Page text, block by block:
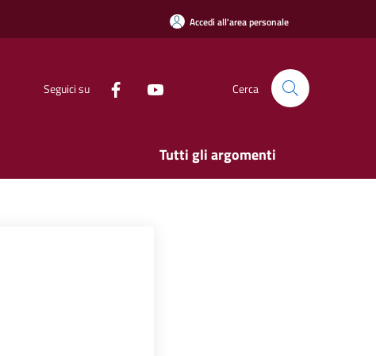
Accedi all'area personale
Seguici su Cerca
Tutti gli argomenti